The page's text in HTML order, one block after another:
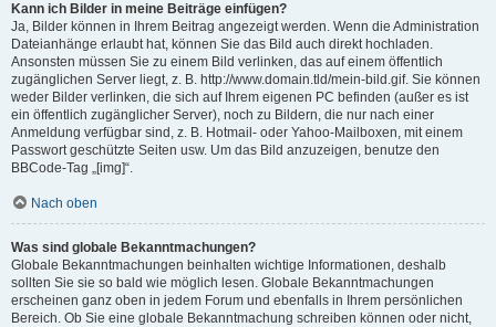
Kann ich Bilder in meine Beiträge einfügen?
Ja, Bilder können in Ihrem Beitrag angezeigt werden. Wenn die Administration
Dateianhänge erlaubt hat, können Sie das Bild auch direkt hochladen.
Ansonsten müssen Sie zu einem Bild verlinken, das auf einem öffentlich
zugänglichen Server liegt, z. B. http://www.domain.tld/mein-bild.gif. Sie können
weder Bilder verlinken, die sich auf Ihrem eigenen PC befinden (außer es ist
ein öffentlich zugänglicher Server), noch zu Bildern, die nur nach einer
Anmeldung verfügbar sind, z. B. Hotmail- oder Yahoo-Mailboxen, mit einem
Passwort geschützte Seiten usw. Um das Bild anzuzeigen, benutze den
BBCode-Tag „[img]“.
Nach oben
Was sind globale Bekanntmachungen?
Globale Bekanntmachungen beinhalten wichtige Informationen, deshalb
sollten Sie sie so bald wie möglich lesen. Globale Bekanntmachungen
erscheinen ganz oben in jedem Forum und ebenfalls in Ihrem persönlichen
Bereich. Ob Sie eine globale Bekanntmachung schreiben können oder nicht,